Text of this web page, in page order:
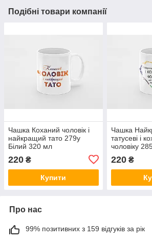
Подібні товари компанії
Чашка Коханий чоловік і
найкращий тато 279у
Білий 320 мл
220 ₴
Купити
Чашка
татусеві і
чоловіку
220₴
Про нас
99% позитивних з 159 відгуків за рік